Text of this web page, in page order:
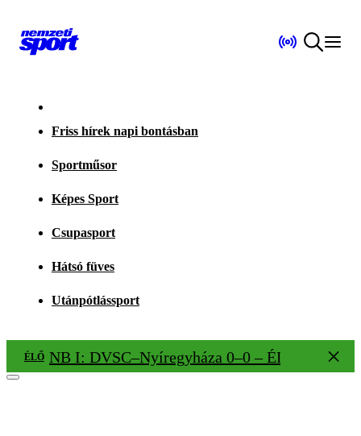
Friss hírek napi bontásban
Sportműsor
Képes Sport
Csupasport
Hátsó füves
Utánpótlássport
ÉLŐ NB I: DVSC–Nyíregyháza 0–0 – ÉLŐ!